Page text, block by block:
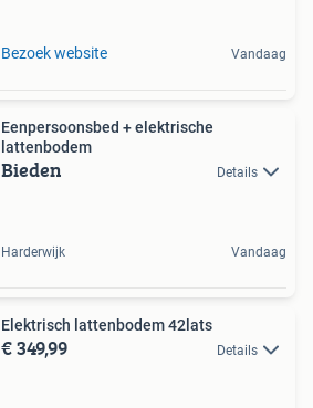
Bezoek website Vandaag
Eenpersoonsbed + elektrische
lattenbodem
Bieden Details
Harderwijk Vandaag
Elektrisch lattenbodem 42lats
€ 349,99 Details